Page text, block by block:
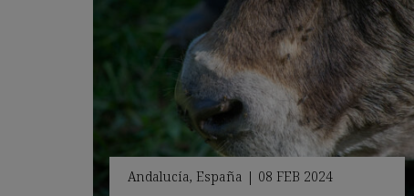
Andalucía, España | 08 FEB 2024